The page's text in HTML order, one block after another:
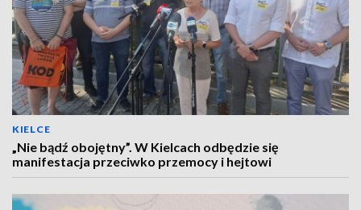
KIELCE
„Nie bądź obojętny”. W Kielcach odbędzie się
manifestacja przeciwko przemocy i hejtowi